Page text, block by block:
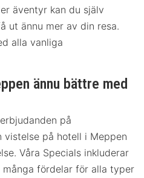
äventyr kan du själv
ut ännu mer av din resa.
alla vanliga
ännu bättre med
på
vistelse på hotell i Meppen
Våra Specials inkluderar
fördelar för alla typer